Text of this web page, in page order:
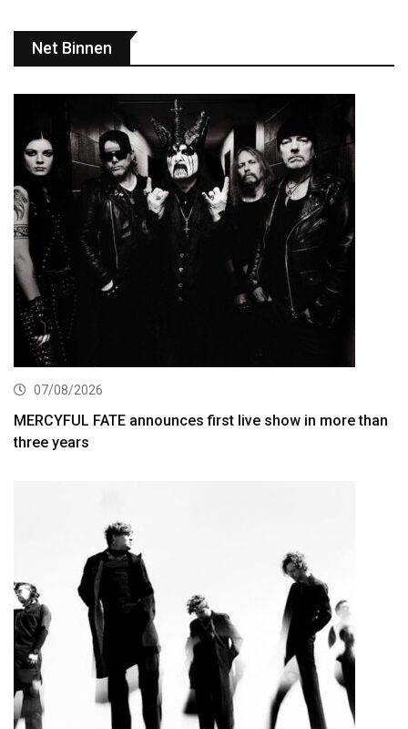
Net Binnen
07/08/2026
MERCYFUL FATE announces first live show in more than
three years